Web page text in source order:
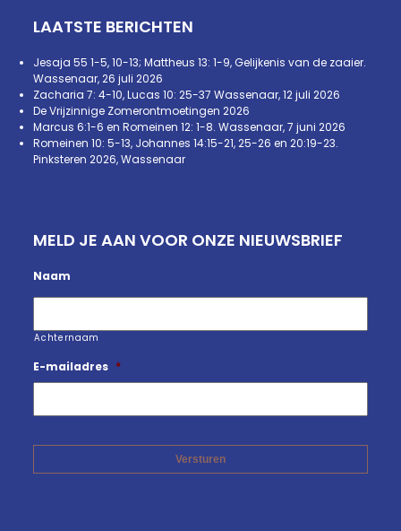
LAATSTE BERICHTEN
Jesaja 55 1-5, 10-13; Mattheus 13: 1-9, Gelijkenis van de zaaier.
Wassenaar, 26 juli 2026
Zacharia 7: 4-10, Lucas 10: 25-37 Wassenaar, 12 juli 2026
De Vrijzinnige Zomerontmoetingen 2026
Marcus 6:1-6 en Romeinen 12: 1-8. Wassenaar, 7 juni 2026
Romeinen 10: 5-13, Johannes 14:15-21, 25-26 en 20:19-23.
Pinksteren 2026, Wassenaar
MELD JE AAN VOOR ONZE NIEUWSBRIEF
Naam
Achternaam
E-mailadres *